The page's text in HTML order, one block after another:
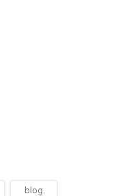
blog